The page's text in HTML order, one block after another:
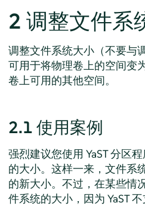
2 调整文件系
调整文件系统大小（不要与
可用于将物理卷上的空间变
卷上可用的其他空间。
2.1 使用案例
强烈建议您使用 YaST 分区
的大小。这样一来，文件系
的新大小。不过，在某些情
件系统的大小，因为 YaST 不